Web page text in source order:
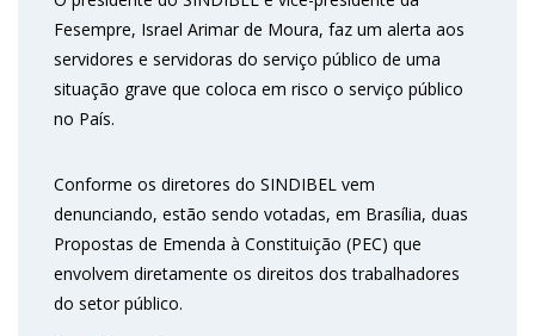
Fesempre, Israel Arimar de Moura, faz um alerta aos
servidores e servidoras do serviço público de uma
situação grave que coloca em risco o serviço público
no País.
Conforme os diretores do SINDIBEL vem
denunciando, estão sendo votadas, em Brasília, duas
Propostas de Emenda à Constituição (PEC) que
envolvem diretamente os direitos dos trabalhadores
do setor público.